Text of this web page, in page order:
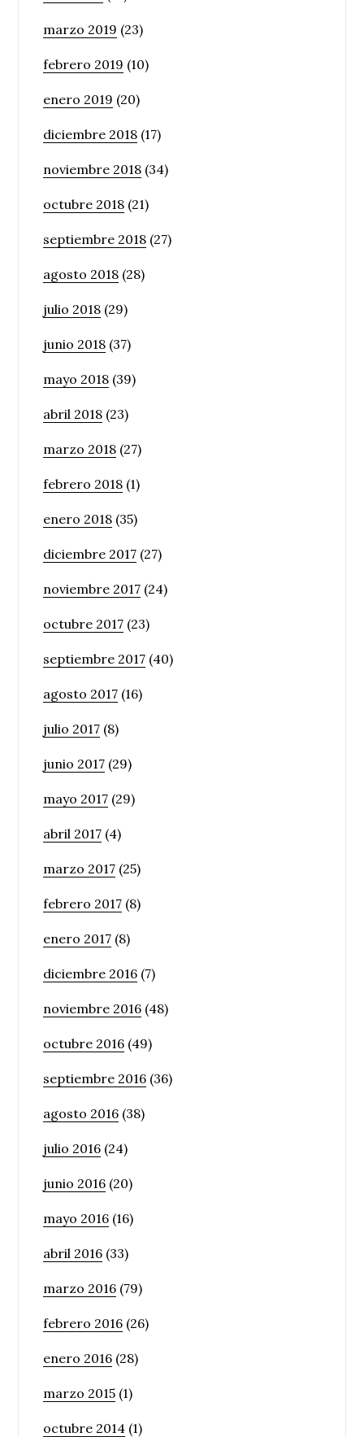
marzo 2019 (23)
febrero 2019 (10)
enero 2019 (20)
diciembre 2018 (17)
noviembre 2018 (34)
octubre 2018 (21)
septiembre 2018 (27)
agosto 2018 (28)
julio 2018 (29)
junio 2018 (37)
mayo 2018 (39)
abril 2018 (23)
marzo 2018 (27)
febrero 2018 (1)
enero 2018 (35)
diciembre 2017 (27)
noviembre 2017 (24)
octubre 2017 (23)
septiembre 2017 (40)
agosto 2017 (16)
julio 2017 (8)
junio 2017 (29)
mayo 2017 (29)
abril 2017 (4)
marzo 2017 (25)
febrero 2017 (8)
enero 2017 (8)
diciembre 2016 (7)
noviembre 2016 (48)
octubre 2016 (49)
septiembre 2016 (36)
agosto 2016 (38)
julio 2016 (24)
junio 2016 (20)
mayo 2016 (16)
abril 2016 (33)
marzo 2016 (79)
febrero 2016 (26)
enero 2016 (28)
marzo 2015 (1)
octubre 2014 (1)